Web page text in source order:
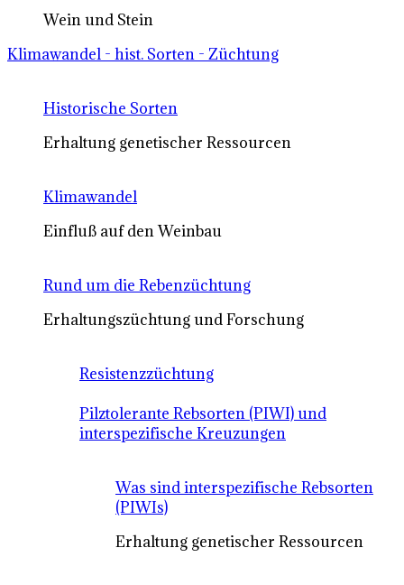
Wein und Stein
Klimawandel - hist. Sorten - Züchtung
Historische Sorten
Erhaltung genetischer Ressourcen
Klimawandel
Einfluß auf den Weinbau
Rund um die Rebenzüchtung
Erhaltungszüchtung und Forschung
Resistenzzüchtung
Pilztolerante Rebsorten (PIWI) und
interspezifische Kreuzungen
Was sind interspezifische Rebsorten
(PIWIs)
Erhaltung genetischer Ressourcen